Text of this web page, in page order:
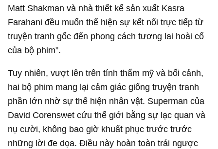
Matt Shakman và nhà thiết kế sản xuất Kasra
Farahani đều muốn thể hiện sự kết nối trực tiếp từ
truyện tranh gốc đến phong cách tương lai hoài cổ
của bộ phim”.
Tuy nhiên, vượt lên trên tính thẩm mỹ và bối cảnh,
hai bộ phim mang lại cảm giác giống truyện tranh
phần lớn nhờ sự thể hiện nhân vật. Superman của
David Corenswet cứu thế giới bằng sự lạc quan và
nụ cười, không bao giờ khuất phục trước trước
những lời đe dọa. Điều này hoàn toàn trái ngược